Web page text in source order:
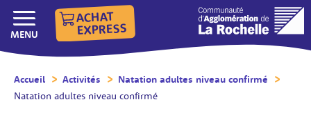
ACHAT
EXPRESS
AFFICHER/MASQUER LE
MENU
Accueil Activités Natation adultes niveau confirmé
Natation adultes niveau confirmé